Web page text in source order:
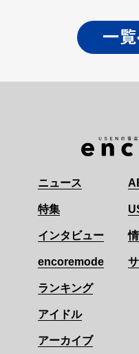
一覧
ニュース
特集
インタビュー
encoremode
ランキング
アイドル
アーカイブ